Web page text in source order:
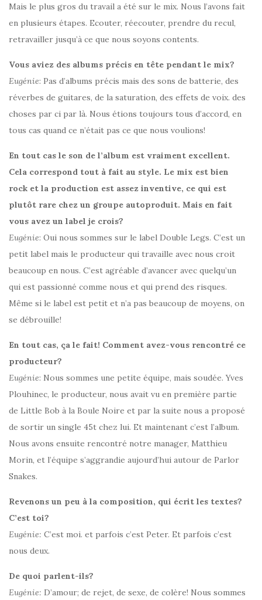
Mais le plus gros du travail a été sur le mix. Nous l’avons fait
en plusieurs étapes. Ecouter, réecouter, prendre du recul,
retravailler jusqu’à ce que nous soyons contents.
Vous aviez des albums précis en tête pendant le mix?
Eugénie: Pas d’albums précis mais des sons de batterie, des
réverbes de guitares, de la saturation, des effets de voix. des
choses par ci par là. Nous étions toujours tous d’accord, en
tous cas quand ce n’était pas ce que nous voulions!
En tout cas le son de l’album est vraiment excellent.
Cela correspond tout à fait au style. Le mix est bien
rock et la production est assez inventive, ce qui est
plutôt rare chez un groupe autoproduit. Mais en fait
vous avez un label je crois?
Eugénie: Oui nous sommes sur le label Double Legs. C’est un
petit label mais le producteur qui travaille avec nous croit
beaucoup en nous. C’est agréable d’avancer avec quelqu’un
qui est passionné comme nous et qui prend des risques.
Même si le label est petit et n’a pas beaucoup de moyens, on
se débrouille!
En tout cas, ça le fait! Comment avez-vous rencontré ce
producteur?
Eugénie: Nous sommes une petite équipe, mais soudée. Yves
Plouhinec, le producteur, nous avait vu en première partie
de Little Bob à la Boule Noire et par la suite nous a proposé
de sortir un single 45t chez lui. Et maintenant c’est l’album.
Nous avons ensuite rencontré notre manager, Matthieu
Morin, et l’équipe s’aggrandie aujourd’hui autour de Parlor
Snakes.
Revenons un peu à la composition, qui écrit les textes?
C’est toi?
Eugénie: C’est moi. et parfois c’est Peter. Et parfois c’est
nous deux.
De quoi parlent-ils?
Eugénie: D’amour; de rejet, de sexe, de colère! Nous sommes